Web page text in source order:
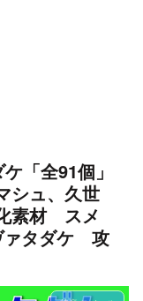
「全91個」
シュ、久世
素材 スメ
タダケ 攻